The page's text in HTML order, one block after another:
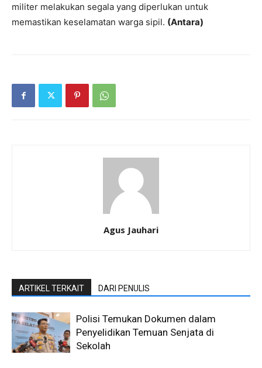
militer melakukan segala yang diperlukan untuk
memastikan keselamatan warga sipil. (Antara)
Agus Jauhari
ARTIKEL TERKAIT DARI PENULIS
Polisi Temukan Dokumen dalam
Penyelidikan Temuan Senjata di
Sekolah